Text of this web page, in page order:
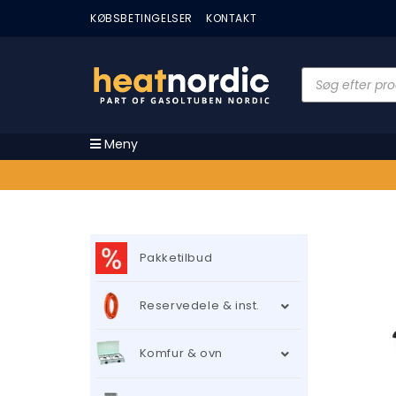
KØBSBETINGELSER KONTAKT
Meny
Pakketilbud
Reservedele & inst.
Komfur & ovn